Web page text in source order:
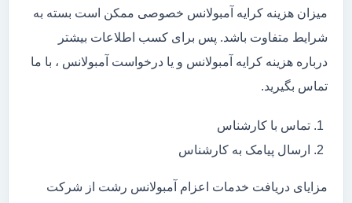
میزان هزینه کرایه آمبولانس خصوصی ممکن است بسته به
شرایط متفاوت باشد. پس برای کسب اطلاعات بیشتر
درباره هزینه کرایه آمبولانس و یا درخواست آمبولانس ، با ما
تماس بگیرید.
تماس با کارشناس
ارسال پیامک به کارشناس
مزایای دریافت خدمات اعزام آمبولانس رشت از شرکت